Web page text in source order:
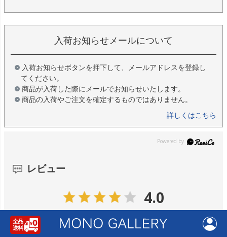
入荷お知らせメールについて
入荷お知らせボタンを押下して、メールアドレスを登録し
てください。
商品が入荷した際にメールでお知らせいたします。
商品の入荷やご注文を確定するものではありません。
詳しくはこちら
レビュー
4.0
レビュー件数： 件